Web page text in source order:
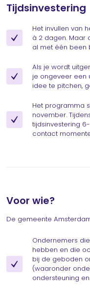
Tijdsinvestering
Het invullen van
à 2 dagen. Maar
al met één been
Als je wordt
je ongeveer een
idee te pitchen,
Het programma
november.
tijdsinvestering
contact
Voor wie?
De gemeente
Ondernemers
hebben en die
bij de geboden
(waaronder
ondersteuning